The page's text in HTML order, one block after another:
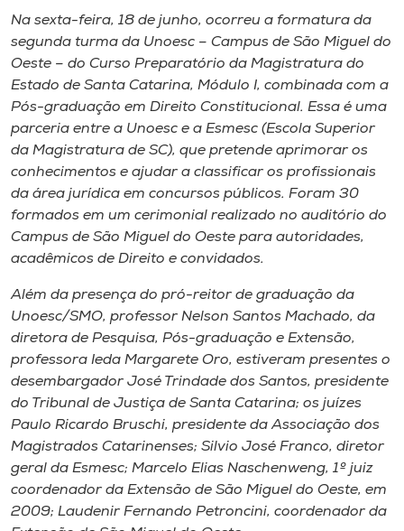
Unoesc
Store
Selecione
o idioma
A+
A-
Na sexta-feira, 18 de junho, ocorreu a formatura da
segunda turma da Unoesc – Campus de São Miguel do
Oeste – do Curso Preparatório da Magistratura do
Estado de Santa Catarina, Módulo I, combinada com a
Pós-graduação em Direito Constitucional. Essa é uma
parceria entre a Unoesc e a Esmesc (Escola Superior
da Magistratura de SC), que pretende aprimorar os
conhecimentos e ajudar a classificar os profissionais
da área jurídica em concursos públicos. Foram 30
formados em um cerimonial realizado no auditório do
Campus de São Miguel do Oeste para autoridades,
acadêmicos de Direito e convidados.
Além da presença do pró-reitor de graduação da
Unoesc/SMO, professor Nelson Santos Machado, da
diretora de Pesquisa, Pós-graduação e Extensão,
professora Ieda Margarete Oro, estiveram presentes o
desembargador José Trindade dos Santos, presidente
do Tribunal de Justiça de Santa Catarina; os juízes
Paulo Ricardo Bruschi, presidente da Associação dos
Magistrados Catarinenses; Silvio José Franco, diretor
geral da Esmesc; Marcelo Elias Naschenweng, 1º juiz
coordenador da Extensão de São Miguel do Oeste, em
2009; Laudenir Fernando Petroncini, coordenador da